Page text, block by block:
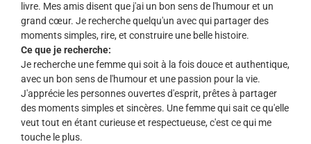
livre. Mes amis disent que j'ai un bon sens de l'humour et un
grand cœur. Je recherche quelqu'un avec qui partager des
moments simples, rire, et construire une belle histoire.
Ce que je recherche:
Je recherche une femme qui soit à la fois douce et authentique,
avec un bon sens de l'humour et une passion pour la vie.
J'apprécie les personnes ouvertes d'esprit, prêtes à partager
des moments simples et sincères. Une femme qui sait ce qu'elle
veut tout en étant curieuse et respectueuse, c'est ce qui me
touche le plus.